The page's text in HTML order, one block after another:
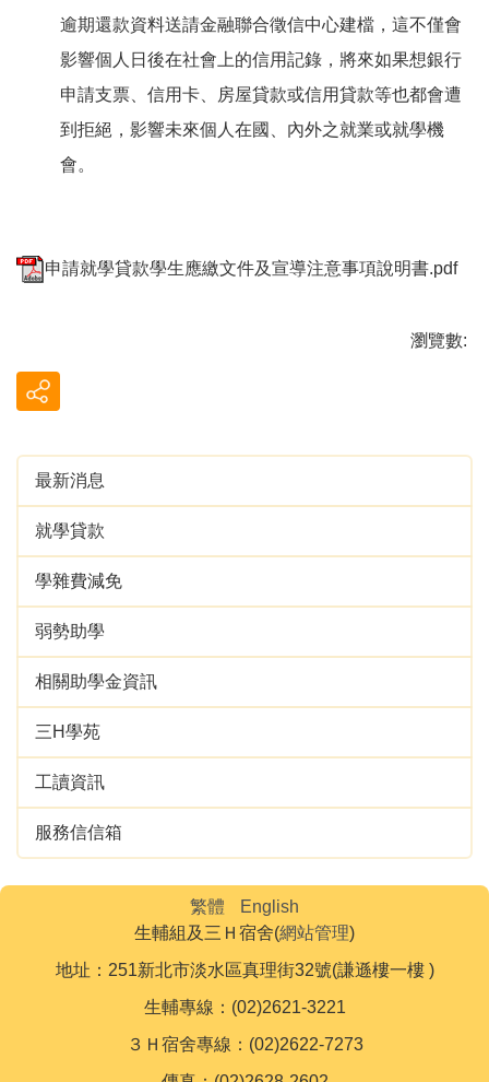
逾期還款資料送請金融聯合徵信中心建檔，這不僅會
影響個人日後在社會上的信用記錄，將來如果想銀行
申請支票、信用卡、房屋貸款或信用貸款等也都會遭
到拒絕，影響未來個人在國、內外之就業或就學機
會。
申請就學貸款學生應繳文件及宣導注意事項說明書.pdf
瀏覽數:
最新消息
就學貸款
學雜費減免
弱勢助學
相關助學金資訊
三H學苑
工讀資訊
服務信信箱
繁體
English
生輔組及三Ｈ宿舍(網站管理)
地址：251新北市淡水區真理街32號(謙遜樓一樓 )
生輔專線：(02)2621-3221
３Ｈ宿舍專線：(02)2622-7273